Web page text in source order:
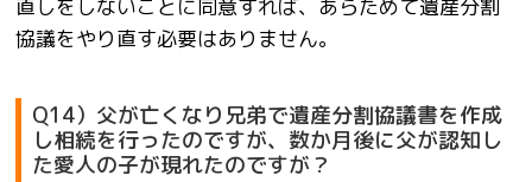
直しをしないことに同意すれば、あらためて遺産分割
協議をやり直す必要はありません。
Q14）父が亡くなり兄弟で遺産分割協議書を作成
し相続を行ったのですが、数か月後に父が認知し
た愛人の子が現れたのですが？